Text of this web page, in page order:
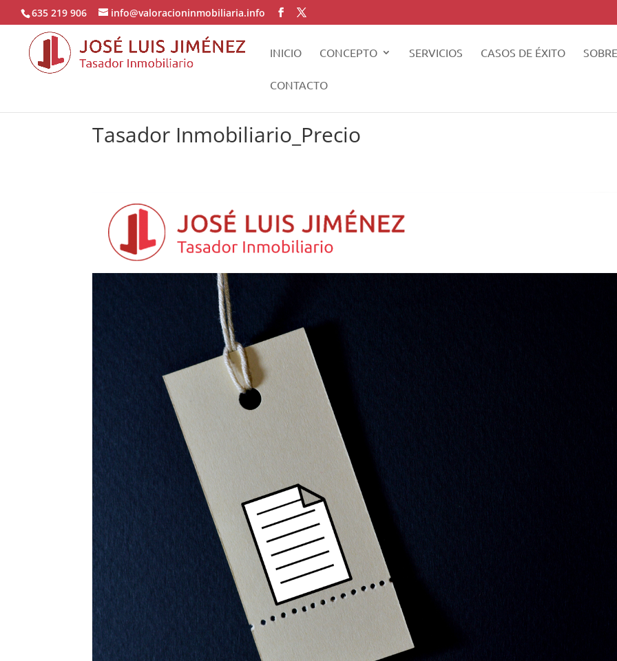
635 219 906 info@valoracioninmobiliaria.info
INICIO CONCEPTO SERVICIOS CASOS DE ÉXITO
CONTACTO
Tasador Inmobiliario_Precio